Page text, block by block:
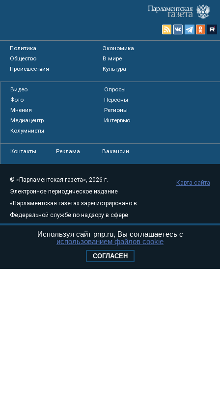
Политика
Экономика
Общество
В мире
Происшествия
Культура
Видео
Опросы
Фото
Персоны
Мнения
Регионы
Медиацентр
Интервью
Колумнисты
Контакты Реклама Вакансии
© «Парламентская газета», 2026 г.
Электронное периодическое издание
«Парламентская газета» зарегистрировано в
Федеральной службе по надзору в сфере
связи, информационных технологий и
массовых коммуникаций (Роскомнадзор) 05
Свидетельство о регистрации Эл № ФС77-
Карта сайта
Используя сайт pnp.ru, Вы соглашаетесь с
использованием файлов cookie
СОГЛАСЕН